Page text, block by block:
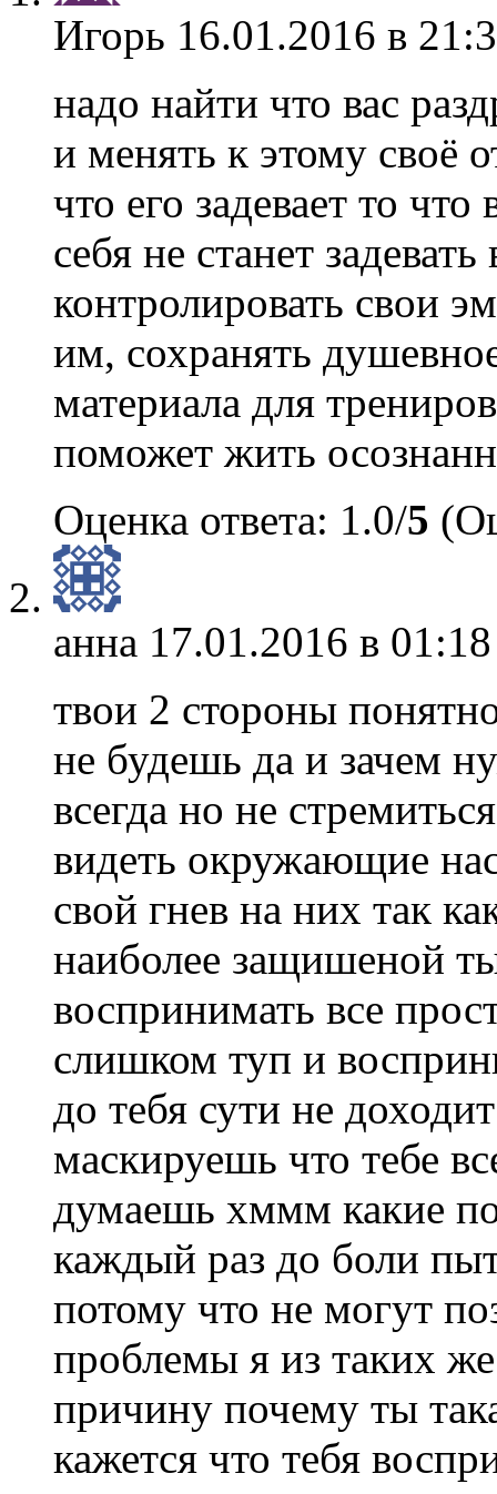
Игорь 16.01.2016 в
надо найти что вас
и менять к этому своё
что его задевает то
себя не станет
контролировать свои
им, сохранять
материала для
поможет жить
Оценка ответа: 1.0/5
анна 17.01.2016 в
твои 2 стороны
не будешь да и зачем
всегда но не
видеть окружающие
свой гнев на них так
наиболее защишеной
воспринимать все
слишком туп и
до тебя сути не
маскируешь что тебе
думаешь хммм какие
каждый раз до боли
потому что не могут
проблемы я из таких
причину почему ты
кажется что тебя